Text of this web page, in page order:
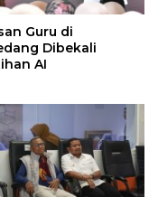
Guru di
Dibekali
AI